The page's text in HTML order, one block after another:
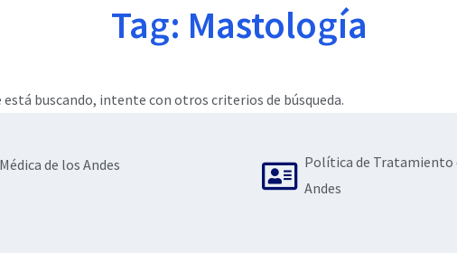
Tag: Mastología
buscando, intente con otros criterios de búsqueda.
de los Andes
Política de Tratamiento
Andes